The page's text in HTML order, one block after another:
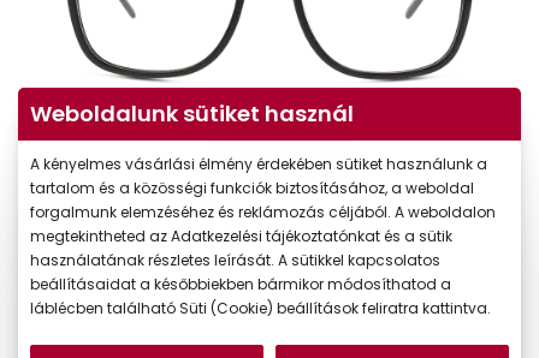
Virtuális próba
Weboldalunk sütiket használ
A kényelmes vásárlási élmény érdekében sütiket használunk a
tartalom és a közösségi funkciók biztosításához, a weboldal
forgalmunk elemzéséhez és reklámozás céljából. A weboldalon
megtekintheted az Adatkezelési tájékoztatónkat és a sütik
használatának részletes leírását. A sütikkel kapcsolatos
beállításaidat a későbbiekben bármikor módosíthatod a
láblécben található Süti (Cookie) beállítások feliratra kattintva.